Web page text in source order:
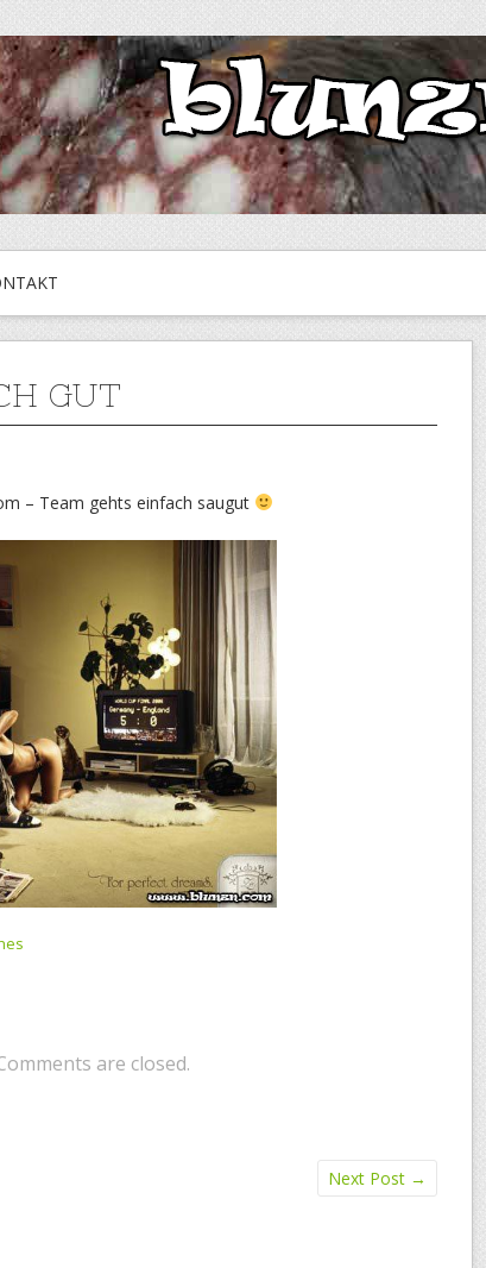
GUT
– Team gehts einfach saugut
are closed.
Next Post →